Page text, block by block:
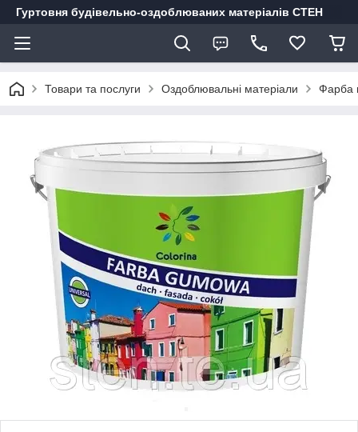
Гуртовня будівельно-оздоблюваних матеріалів СТЕН
Товари та послуги Оздоблювальні матеріали Фарба